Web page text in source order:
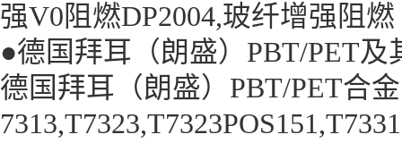
强V0阻燃DP2004,玻纤增强阻燃
●德国拜耳（朗盛）PBT/PET及
德国拜耳（朗盛）PBT/PET合